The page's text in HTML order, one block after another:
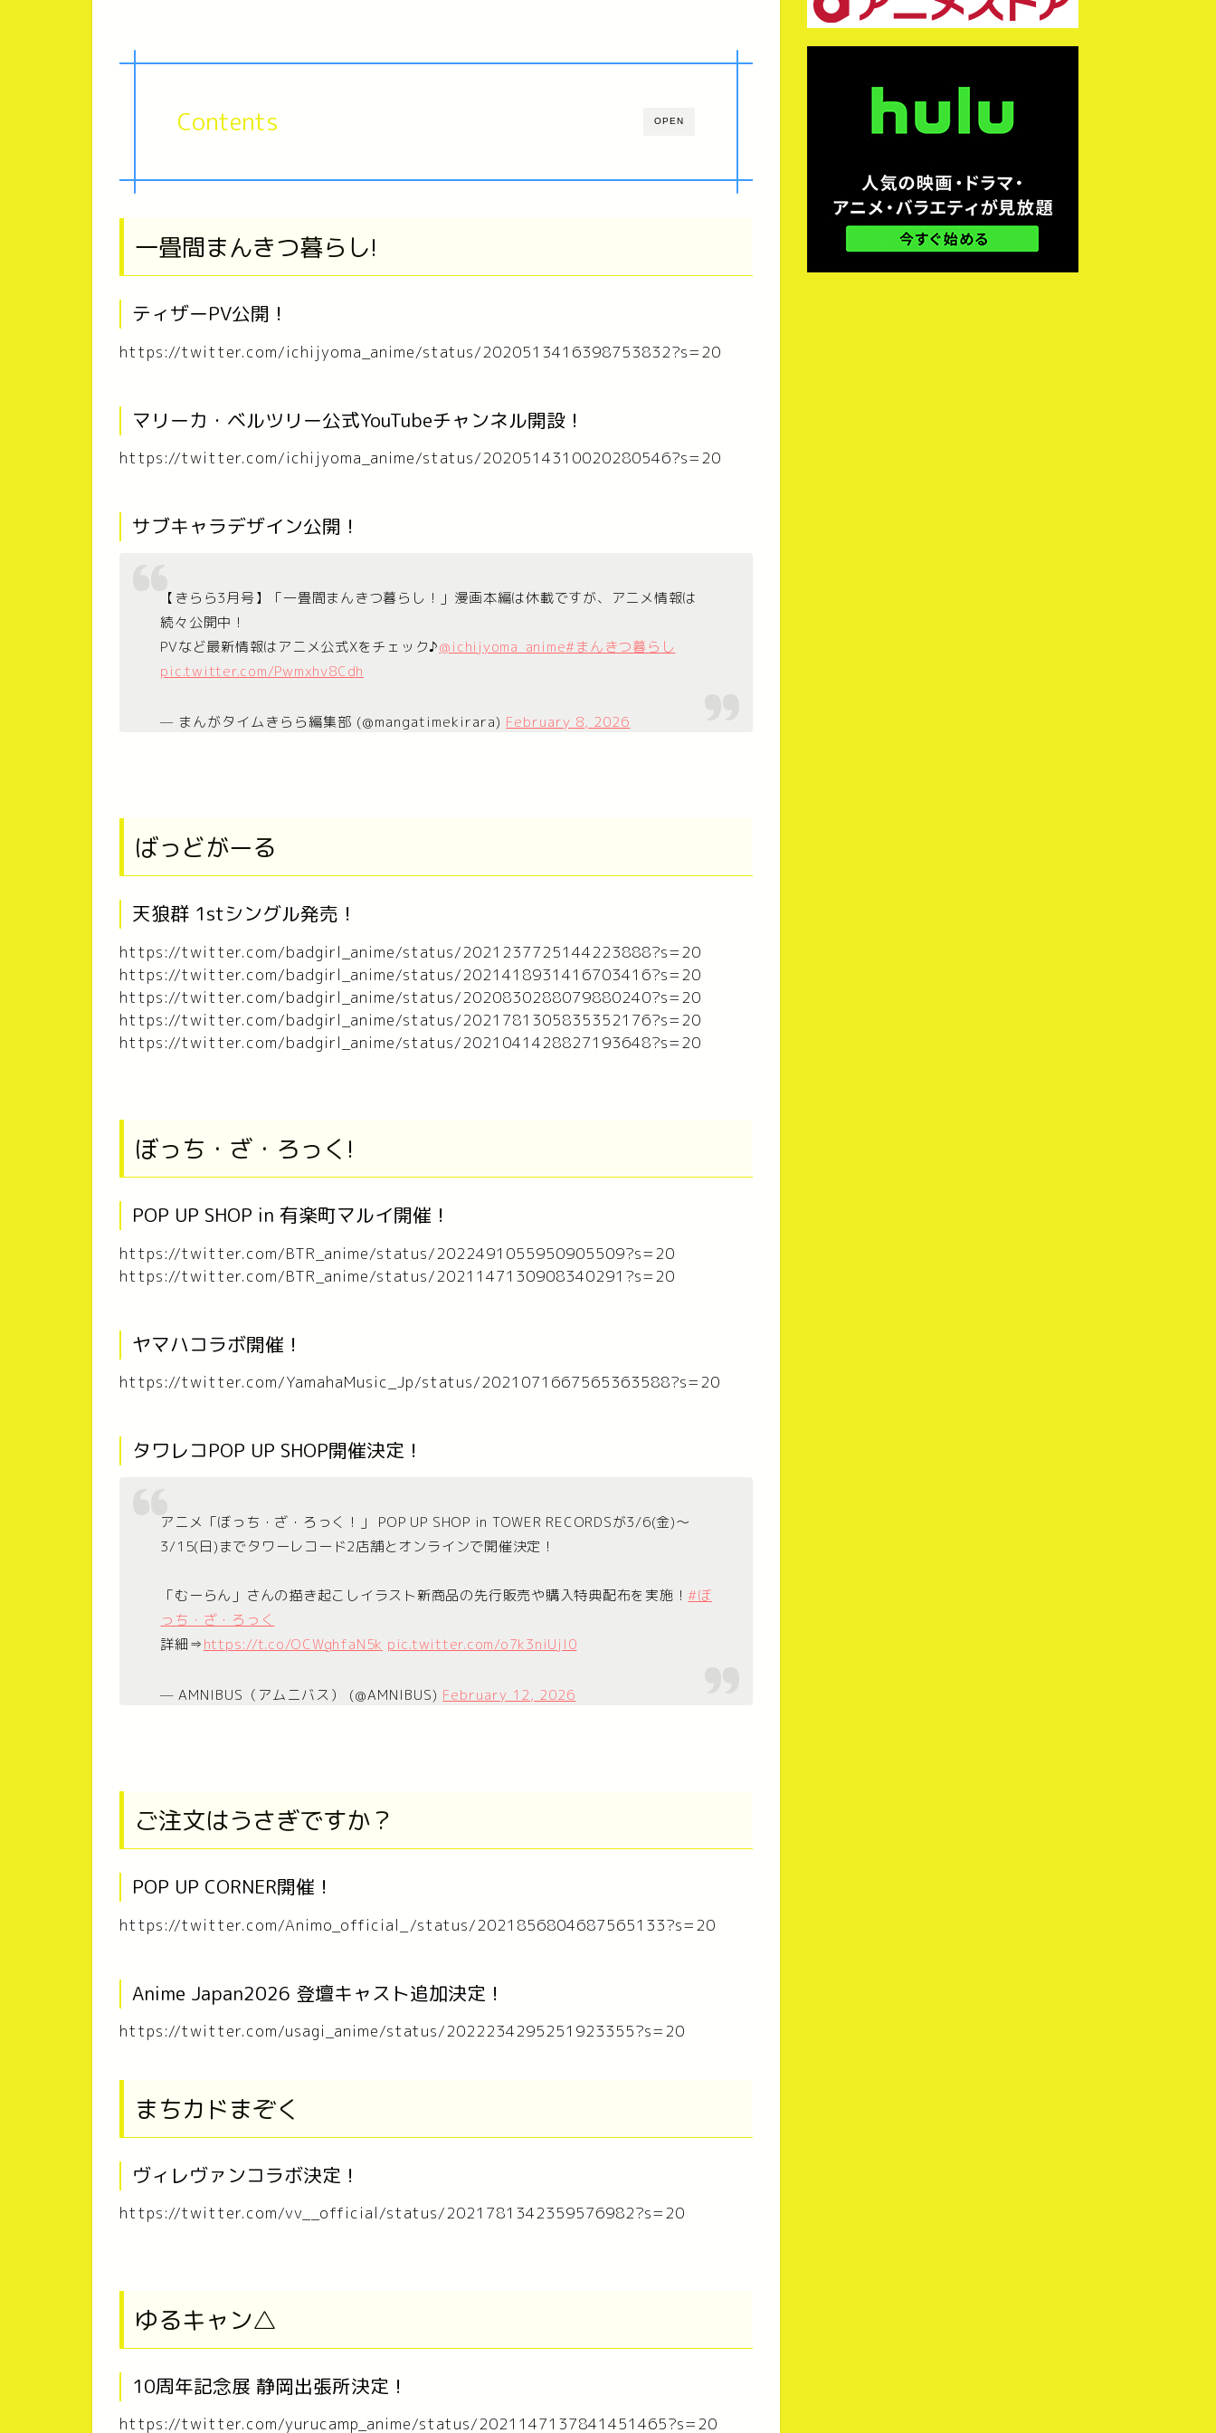
OPEN
Contents
一畳間まんきつ暮らし!
ティザーPV公開！
https://twitter.com/ichijyoma_anime/status/2020513416398753832?s=20
マリーカ・ベルツリー公式YouTubeチャンネル開設！
https://twitter.com/ichijyoma_anime/status/2020514310020280546?s=20
サブキャラデザイン公開！
【きらら3月号】「一畳間まんきつ暮らし！」漫画本編は休載ですが、アニメ情報は
続々公開中！
PVなど最新情報はアニメ公式Xをチェック♪@ichijyoma_anime#まんきつ暮らし
pic.twitter.com/Pwmxhv8Cdh
— まんがタイムきらら編集部 (@mangatimekirara) February 8, 2026
ばっどがーる
天狼群 1stシングル発売！
https://twitter.com/badgirl_anime/status/2021237725144223888?s=20
https://twitter.com/badgirl_anime/status/2021418931416703416?s=20
https://twitter.com/badgirl_anime/status/2020830288079880240?s=20
https://twitter.com/badgirl_anime/status/2021781305835352176?s=20
https://twitter.com/badgirl_anime/status/2021041428827193648?s=20
ぼっち・ざ・ろっく!
POP UP SHOP in 有楽町マルイ開催！
https://twitter.com/BTR_anime/status/2022491055950905509?s=20
https://twitter.com/BTR_anime/status/2021147130908340291?s=20
ヤマハコラボ開催！
https://twitter.com/YamahaMusic_Jp/status/2021071667565363588?s=20
タワレコPOP UP SHOP開催決定！
アニメ「ぼっち・ざ・ろっく！」 POP UP SHOP in TOWER RECORDSが3/6(金)～
3/15(日)までタワーレコード2店舗とオンラインで開催決定！
「むーらん」さんの描き起こしイラスト新商品の先行販売や購入特典配布を実施！ #ぼ
っち・ざ・ろっく
詳細⇒https://t.co/OCWghfaN5k pic.twitter.com/o7k3niUjl0
— AMNIBUS（アムニバス） (@AMNIBUS) February 12, 2026
ご注文はうさぎですか？
POP UP CORNER開催！
https://twitter.com/Animo_official_/status/2021856804687565133?s=20
Anime Japan2026 登壇キャスト追加決定！
https://twitter.com/usagi_anime/status/2022234295251923355?s=20
まちカドまぞく
ヴィレヴァンコラボ決定！
https://twitter.com/vv__official/status/2021781342359576982?s=20
ゆるキャン△
10周年記念展 静岡出張所決定！
https://twitter.com/yurucamp_anime/status/2021147137841451465?s=20